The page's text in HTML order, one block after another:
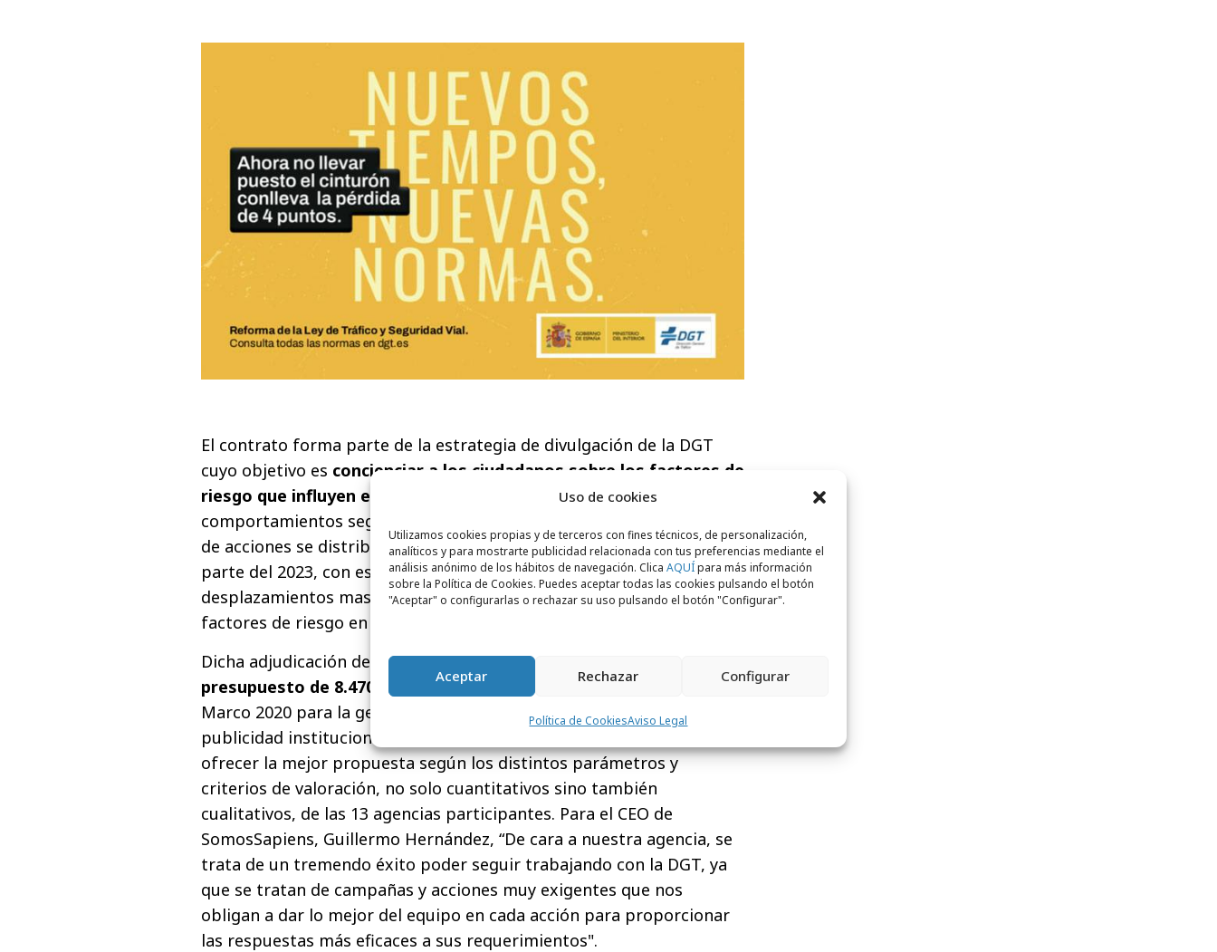
Uso de cookies
Utilizamos cookies propias y de terceros con fines técnicos, de personalización,
analíticos y para mostrarte publicidad relacionada con tus preferencias mediante el
análisis anónimo de los hábitos de navegación. Clica AQUÍpara más información
sobre la Política de Cookies. Puedes aceptar todas las cookies pulsando el botón
"Aceptar" o configurarlas o rechazar su uso pulsando el botón "Configurar".
Aceptar Rechazar Configurar
Política de CookiesAviso Legal
El contrato forma parte de la estrategia de divulgación de la DGT
cuyo objetivo es concienciar a los ciudadanos sobre los factores de
riesgo que influyen en la conducción
de vehículos y promover
comportamientos seguros en relación con la seguridad vial. El plan
de acciones se distribuirá a lo largo de los próximos dos años, 2022 y
parte del 2023, con especial énfasis en los tradicionales periodos de
desplazamientos masivos, para concienciar a la población sobre
factores de riesgo en la conducción y colectivos vulnerables.
Dicha adjudicación de este nuevo contrato que cuenta con un
presupuesto de 8.470.000,00€se produce dentro del actual Acuerdo
Marco 2020 para la gestión de medios de todas las campañas de
publicidad institucional y después de que MediaSapiens lograra
ofrecer la mejor propuesta según los distintos parámetros y
criterios de valoración, no solo cuantitativos sino también
cualitativos, de las 13 agencias participantes. Para el CEO de
SomosSapiens, Guillermo Hernández, “De cara a nuestra agencia, se
trata de un tremendo éxito poder seguir trabajando con la DGT, ya
que se tratan de campañas y acciones muy exigentes que nos
obligan a dar lo mejor del equipo en cada acción para proporcionar
las respuestas más eficaces a sus requerimientos".